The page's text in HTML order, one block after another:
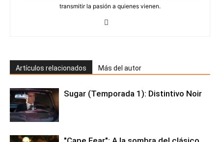
transmitir la pasión a quienes vienen.
Artículos relacionados Más del autor
Sugar (Temporada 1): Distintivo Noir